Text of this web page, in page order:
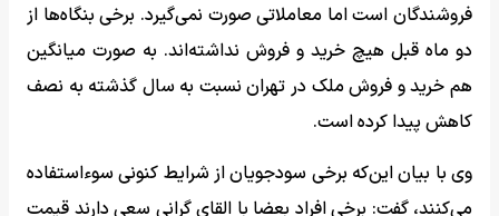
فروشندگان است اما معاملاتی صورت نمی‌گیرد. برخی بنگاه‌ها از
دو ماه قبل هیچ خرید و فروش نداشته‌اند. به صورت میانگین
هم خرید و فروش ملک در تهران نسبت به سال گذشته به نصف
کاهش پیدا کرده است.
وی با بیان این‌که برخی سودجویان از شرایط کنونی سوءاستفاده
می‌کنند، گفت: برخی افراد بعضا با القای گرانی سعی دارند قیمت